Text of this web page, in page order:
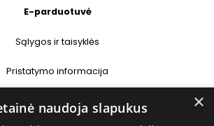
E-parduotuvė
Sąlygos ir taisyklės
Pristatymo informacija
Prekių grąžinimas ×
naudoja slapukus